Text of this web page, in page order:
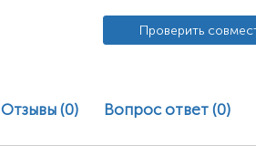
Проверить
Отзывы (0) Вопрос ответ (0)